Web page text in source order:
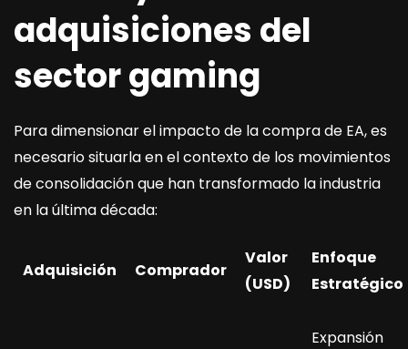
adquisiciones del
sector gaming
Para dimensionar el impacto de la compra de EA, es
necesario situarla en el contexto de los movimientos
de consolidación que han transformado la industria
en la última década:
Adquisición Comprador
Valor
(USD)
Enfoque
Estratégico
Expansión